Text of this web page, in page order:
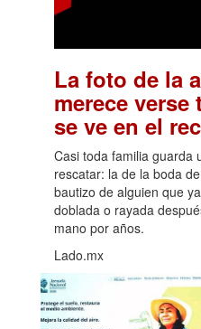
La foto de la
merece
se ve en el
Casi toda familia guarda
rescatar: la de la boda
bautizo de alguien que
doblada o rayada
mano por años.
Lado.mx